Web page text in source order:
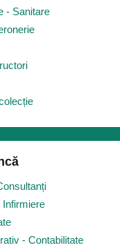
- Sanitare
Infirmiere
- Contabilitate